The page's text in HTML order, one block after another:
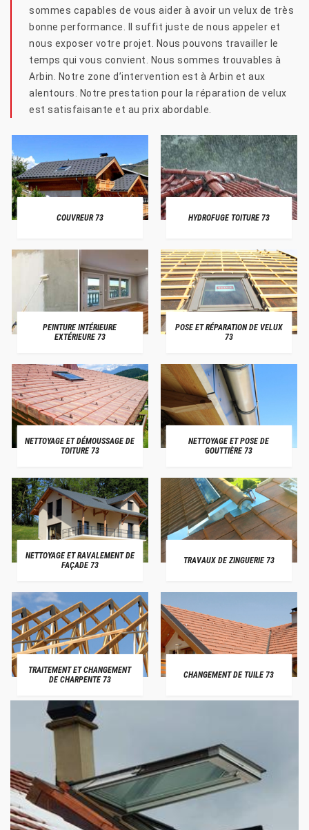
sommes capables de vous aider à avoir un velux de très
bonne performance. Il suffit juste de nous appeler et
nous exposer votre projet. Nous pouvons travailler le
temps qui vous convient. Nous sommes trouvables à
Arbin. Notre zone d’intervention est à Arbin et aux
alentours. Notre prestation pour la réparation de velux
est satisfaisante et au prix abordable.
COUVREUR 73 HYDROFUGE TOITURE 73
PEINTURE INTÉRIEURE
EXTÉRIEURE 73
POSE ET RÉPARATION DE VELUX
73
NETTOYAGE ET DÉMOUSSAGE DE
TOITURE 73
NETTOYAGE ET POSE DE
GOUTTIÈRE 73
NETTOYAGE ET RAVALEMENT DE
FAÇADE 73
TRAVAUX DE ZINGUERIE 73
TRAITEMENT ET CHANGEMENT
DE CHARPENTE 73
CHANGEMENT DE TUILE 73